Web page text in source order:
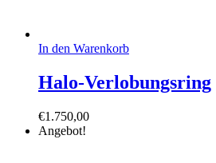
In den Warenkorb
Halo-Verlobungsring
€1.750,00
Angebot!